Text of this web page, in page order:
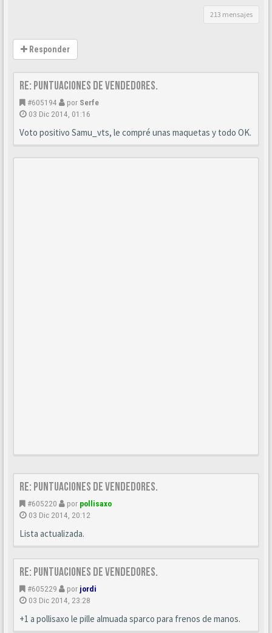
213 mensajes
Responder
Re: Puntuaciones de vendedores.
#605194 por Serfe
03 Dic 2014, 01:16
Voto positivo Samu_vts, le compré unas maquetas y todo OK.
Re: Puntuaciones de vendedores.
#605220 por pollisaxo
03 Dic 2014, 20:12
Lista actualizada.
Re: Puntuaciones de vendedores.
#605229 por jordi
03 Dic 2014, 23:28
+1 a pollisaxo le pille almuada sparco para frenos de manos.